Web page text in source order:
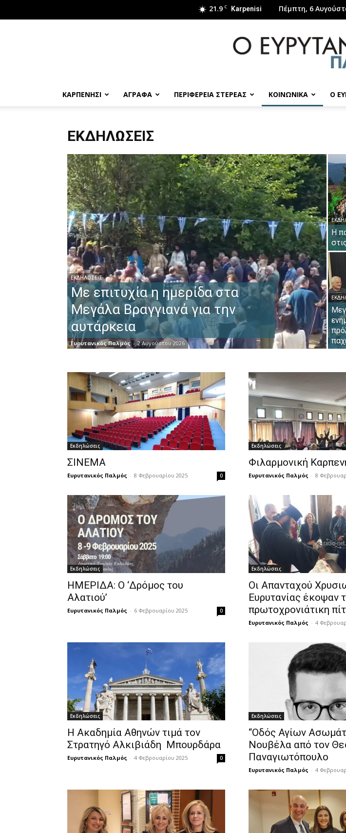
21.9 C Karpenisi Πέμπτη, 6
ΚΑΡΠΕΝΗΣΙ ΑΓΡΑΦΑ ΠΕΡΙΦΕΡΕΙΑ ΣΤΕΡΕΑΣ ΚΟΙΝΩΝΙΚΑ Ο
ΕΚΔΗΛΏΣΕΙΣ
ΕΚΔΗΛΏΣΕΙΣ
Με επιτυχία η ημερίδα στα
Μεγάλα Βραγγιανά για την
αυτάρκεια
Ευρυτανικός Παλμός - 2 Αυγούστου 2026
Η
Εκδηλώσεις
ΣΙΝΕΜΑ
Ευρυτανικός Παλμός - 8 Φεβρουαρίου 2025 0
Εκδηλώσεις
Φιλαρμονική
Ευρυτανικός Παλμός - 8
Εκδηλώσεις
ΗΜΕΡΙΔΑ: Ο ‘Δρόμος του
Αλατιού’
Ευρυτανικός Παλμός - 6 Φεβρουαρίου 2025 0
Εκδηλώσεις
Οι Απανταχού
Ευρυτανίας έκοψαν
πρωτοχρονιάτικη
Ευρυτανικός Παλμός - 4
Εκδηλώσεις
Η Ακαδημία Αθηνών τιμά τον
Στρατηγό Αλκιβιάδη Μπουρδάρα
Ευρυτανικός Παλμός - 4 Φεβρουαρίου 2025 0
Εκδηλώσεις
‘‘Οδός Αγίων
Νουβέλα από τον
Παναγιωτόπουλο
Ευρυτανικός Παλμός - 4